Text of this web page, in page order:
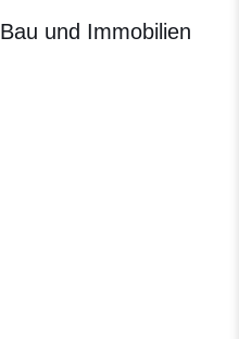
und Immobilien